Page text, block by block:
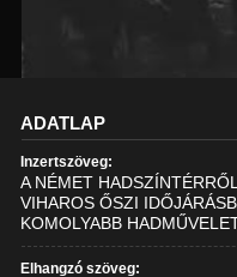
ADATLAP
Inzertszöveg:
A NÉMET
VIHAROS ŐSZI
KOMOLYABB
Elhangzó szöveg: